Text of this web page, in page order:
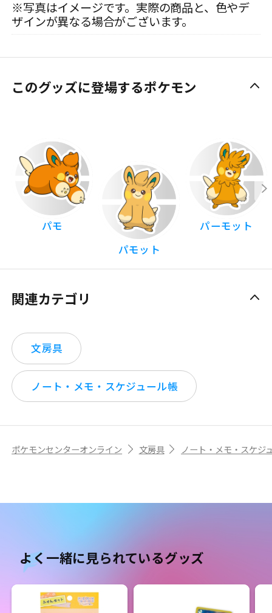
※写真はイメージです。実際の商品と、色やデ
ザインが異なる場合がございます。
このグッズに登場するポケモン
パモ
パモット
パーモット
関連カテゴリ
文房具
ノート・メモ・スケジュール帳
ポケモンセンターオンライン 文房具 ノート・メモ・スケジ
よく一緒に見られているグッズ